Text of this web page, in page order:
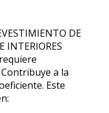
DE
INTERIORES
a la
Este
en: